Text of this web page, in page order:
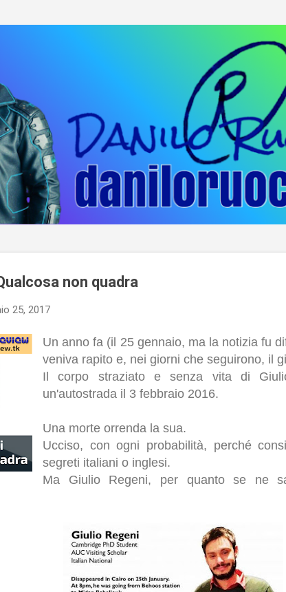
non quadra
25, 2017
Un anno fa (il 25 gennaio, ma la notizia fu
veniva rapito e, nei giorni che seguirono, il
Il corpo straziato e senza vita di
un'autostrada il 3 febbraio 2016.
Una morte orrenda la sua.
Ucciso, con ogni probabilità, perché
segreti italiani o inglesi.
Ma Giulio Regeni, per quanto se ne